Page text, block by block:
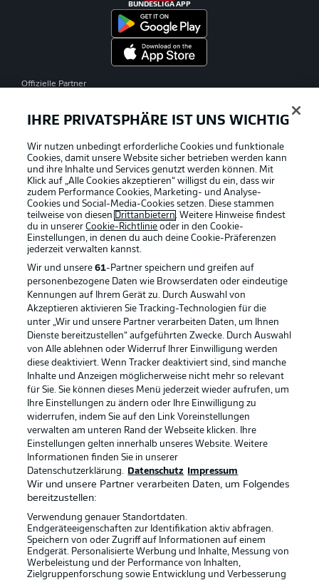
BUNDESLIGA APP
Offizielle Partner
Rechtliche Hinweise Voreinstellungen verwalten
Datenschutz Nutzungsbedingungen
Broadcaster Kontakt
Jobs Impressum
Partner Spieler
Liveticker
IHRE PRIVATSPHÄRE IST UNS WICHTIG
Wir nutzen unbedingt erforderliche Cookies und funktionale
Cookies, damit unsere Website sicher betrieben werden kann
und ihre Inhalte und Services genutzt werden können. Mit
Klick auf „Alle Cookies akzeptieren“ willigst du ein, dass wir
zudem Performance Cookies, Marketing- und Analyse-
Cookies und Social-Media-Cookies setzen. Diese stammen
teilweise von diesen Drittanbietern. Weitere Hinweise findest
du in unsererCookie-Richtlinie oder in den Cookie-
Einstellungen, in denen du auch deine Cookie-Präferenzen
jederzeit verwalten kannst.
Wir und unsere61-Partner speichern und greifen auf
personenbezogene Daten wie Browserdaten oder eindeutige
Kennungen auf Ihrem Gerät zu. Durch Auswahl von
Akzeptieren aktivieren Sie Tracking-Technologien für die
unter „Wir und unsere Partner verarbeiten Daten, um Ihnen
Dienste bereitzustellen“ aufgeführten Zwecke. Durch Auswahl
von Alle ablehnen oder Widerruf Ihrer Einwilligung werden
diese deaktiviert. Wenn Tracker deaktiviert sind, sind manche
Inhalte und Anzeigen möglicherweise nicht mehr so relevant
für Sie. Sie können dieses Menü jederzeit wieder aufrufen, um
Ihre Einstellungen zu ändern oder Ihre Einwilligung zu
widerrufen, indem Sie auf den Link Voreinstellungen
verwalten am unteren Rand der Webseite klicken. Ihre
Einstellungen gelten innerhalb unseres Website. Weitere
Informationen finden Sie in unserer
Datenschutzerklärung.
Datenschutz Impressum
Wir und unsere Partner verarbeiten Daten, um Folgendes
bereitzustellen:
Verwendung genauer Standortdaten.
Endgeräteeigenschaften zur Identifikation aktiv abfragen.
Speichern von oder Zugriff auf Informationen auf einem
Endgerät. Personalisierte Werbung und Inhalte, Messung von
Werbeleistung und der Performance von Inhalten,
Zielgruppenforschung sowie Entwicklung und Verbesserung